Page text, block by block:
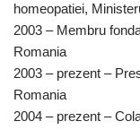
homeopatiei,
2003 – Membru
Romania
2003 – prezent –
Romania
2004 – prezent –